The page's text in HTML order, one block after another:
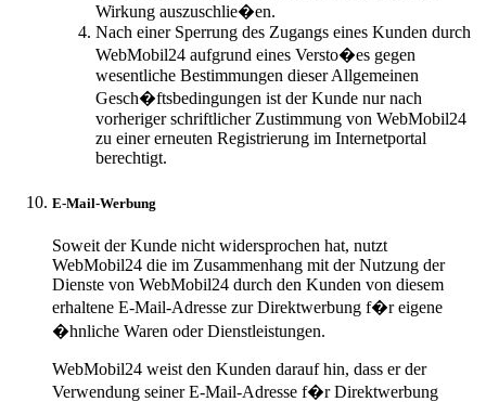
Wirkung auszuschlie�en.
Nach einer Sperrung des Zugangs eines Kunden durch
WebMobil24 aufgrund eines Versto�es gegen
wesentliche Bestimmungen dieser Allgemeinen
Gesch�ftsbedingungen ist der Kunde nur nach
vorheriger schriftlicher Zustimmung von WebMobil24
zu einer erneuten Registrierung im Internetportal
berechtigt.
E-Mail-Werbung
Soweit der Kunde nicht widersprochen hat, nutzt
WebMobil24 die im Zusammenhang mit der Nutzung der
Dienste von WebMobil24 durch den Kunden von diesem
erhaltene E-Mail-Adresse zur Direktwerbung f�r eigene
�hnliche Waren oder Dienstleistungen.
WebMobil24 weist den Kunden darauf hin, dass er der
Verwendung seiner E-Mail-Adresse f�r Direktwerbung